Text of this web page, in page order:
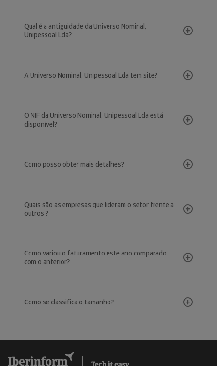
Qual é a antiguidade da Universo Nominal,
Unipessoal Lda?
A Universo Nominal, Unipessoal Lda tem site?
O NIF da Universo Nominal, Unipessoal Lda está
disponível?
Como posso obter mais detalhes?
Quais são as empresas que lideram o setor frente a
outros ?
Como variou o faturamento este ano comparado
com o anterior?
Como se classifica o tamanho?